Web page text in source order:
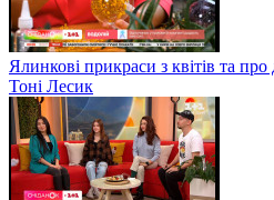
Ялинкові прикраси з квітів та про
Тоні Лесик